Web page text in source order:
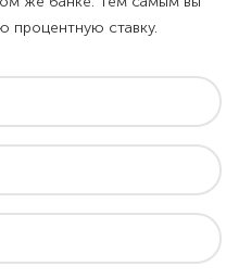
процентную ставку.